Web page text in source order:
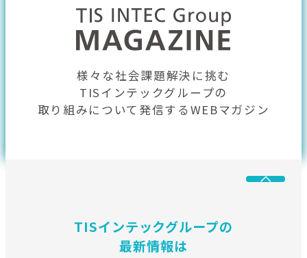
様々な社会課題解決に挑む
TISインテックグループの
取り組みについて発信するWEBマガジン
TISインテックグループの
最新情報は